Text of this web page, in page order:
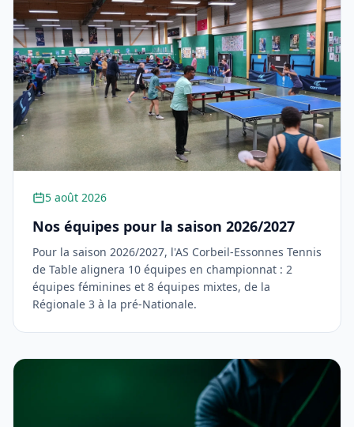
5 août 2026
Nos équipes pour la saison 2026/2027
Pour la saison 2026/2027, l'AS Corbeil-Essonnes Tennis
de Table alignera 10 équipes en championnat : 2
équipes féminines et 8 équipes mixtes, de la
Régionale 3 à la pré-Nationale.